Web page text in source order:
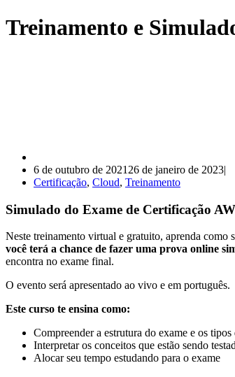
Treinamento e
6 de outubro de 2021 26 de janeiro de 2023
Certificação, Cloud, Treinamento
Simulado do Exame de Certificação
Neste treinamento virtual e gratuito, aprenda como
você terá a chance de fazer uma prova online
encontra no exame final.
O evento será apresentado ao vivo e em português.
Este curso te ensina como:
Compreender a estrutura do exame e os tipos
Interpretar os conceitos que estão sendo
Alocar seu tempo estudando para o exame